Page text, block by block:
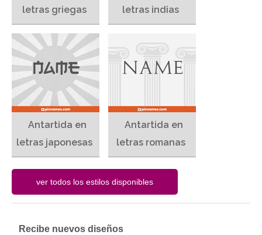
letras griegas
letras indias
Antartida en
letras japonesas
Antartida en
letras romanas
Recibe nuevos diseños